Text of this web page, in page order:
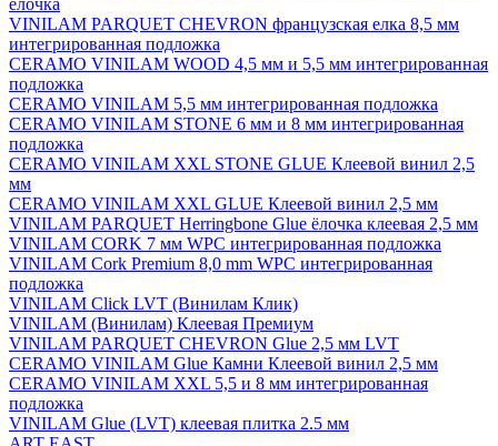
елочка
VINILAM PARQUET CHEVRON французская елка 8,5 мм
интегрированная подложка
CERAMO VINILAM WOOD 4,5 мм и 5,5 мм интегрированная
подложка
CERAMO VINILAM 5,5 мм интегрированная подложка
CERAMO VINILAM STONE 6 мм и 8 мм интегрированная
подложка
CERAMO VINILAM XXL STONE GLUE Клеевой винил 2,5
мм
CERAMO VINILAM XXL GLUE Клеевой винил 2,5 мм
VINILAM PARQUET Herringbone Glue ёлочка клеевая 2,5 мм
VINILAM CORK 7 мм WPC интегрированная подложка
VINILAM Cork Premium 8,0 mm WPC интегрированная
подложка
VINILAM Click LVT (Винилам Клик)
VINILAM (Винилам) Клеевая Премиум
VINILAM PARQUET CHEVRON Glue 2,5 мм LVT
CERAMO VINILAM Glue Камни Клеевой винил 2,5 мм
CERAMO VINILAM XXL 5,5 и 8 мм интегрированная
подложка
VINILAM Glue (LVT) клеевая плитка 2.5 мм